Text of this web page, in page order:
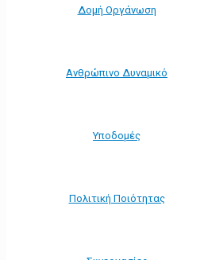
Δομή Οργάνωση
Ανθρώπινο Δυναμικό
Υποδομές
Πολιτική Ποιότητας